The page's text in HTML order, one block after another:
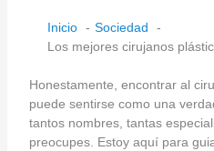
Inicio
Sociedad
Los mejores cirujanos
Honestamente, encontrar al
puede sentirse como una
tantos nombres, tantas
preocupes. Estoy aquí para